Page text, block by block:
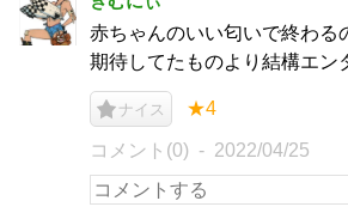
赤ちゃんのいい匂いで終わる
期待してたものより結構エン
ナイス ★4
コメント(0) 2022/04/25